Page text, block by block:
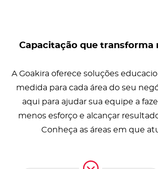
Capacitação que transforma
A Goakira oferece soluções
medida para cada área do seu
aqui para ajudar sua equipe a
menos esforço e alcançar
Conheça as áreas em que